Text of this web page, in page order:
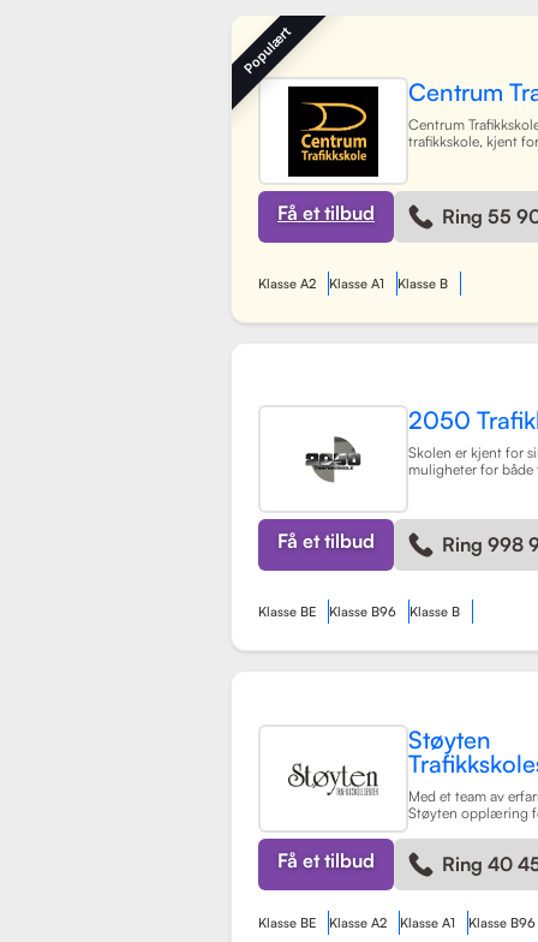
Centrum
Centrum
trafikkskole, kjent
og har et team av
som gir
miljø. Med lokaler i
Lagunen og Åsane,
skoler rundt om i
spesifikke
Gjennom en
Få et tilbud Ring 55
Populært
Klasse A2 Klasse A1 Klasse B
2050
Skolen er kjent for
muligheter for
engasjert team, har
mål å hjelpe elever
kompetente sjåfører.
Få et tilbud Ring 998
Klasse BE Klasse B96 Klasse B
Støyten
Med et team av
Støyten opplæring
personbiler, samt
trafikalt grunnkurs
Skolen er kjent for
læringsprosessen
hyggelig.
Les mer
Få et tilbud Ring 40
Klasse BE Klasse A2 Klasse A1 Klasse B96